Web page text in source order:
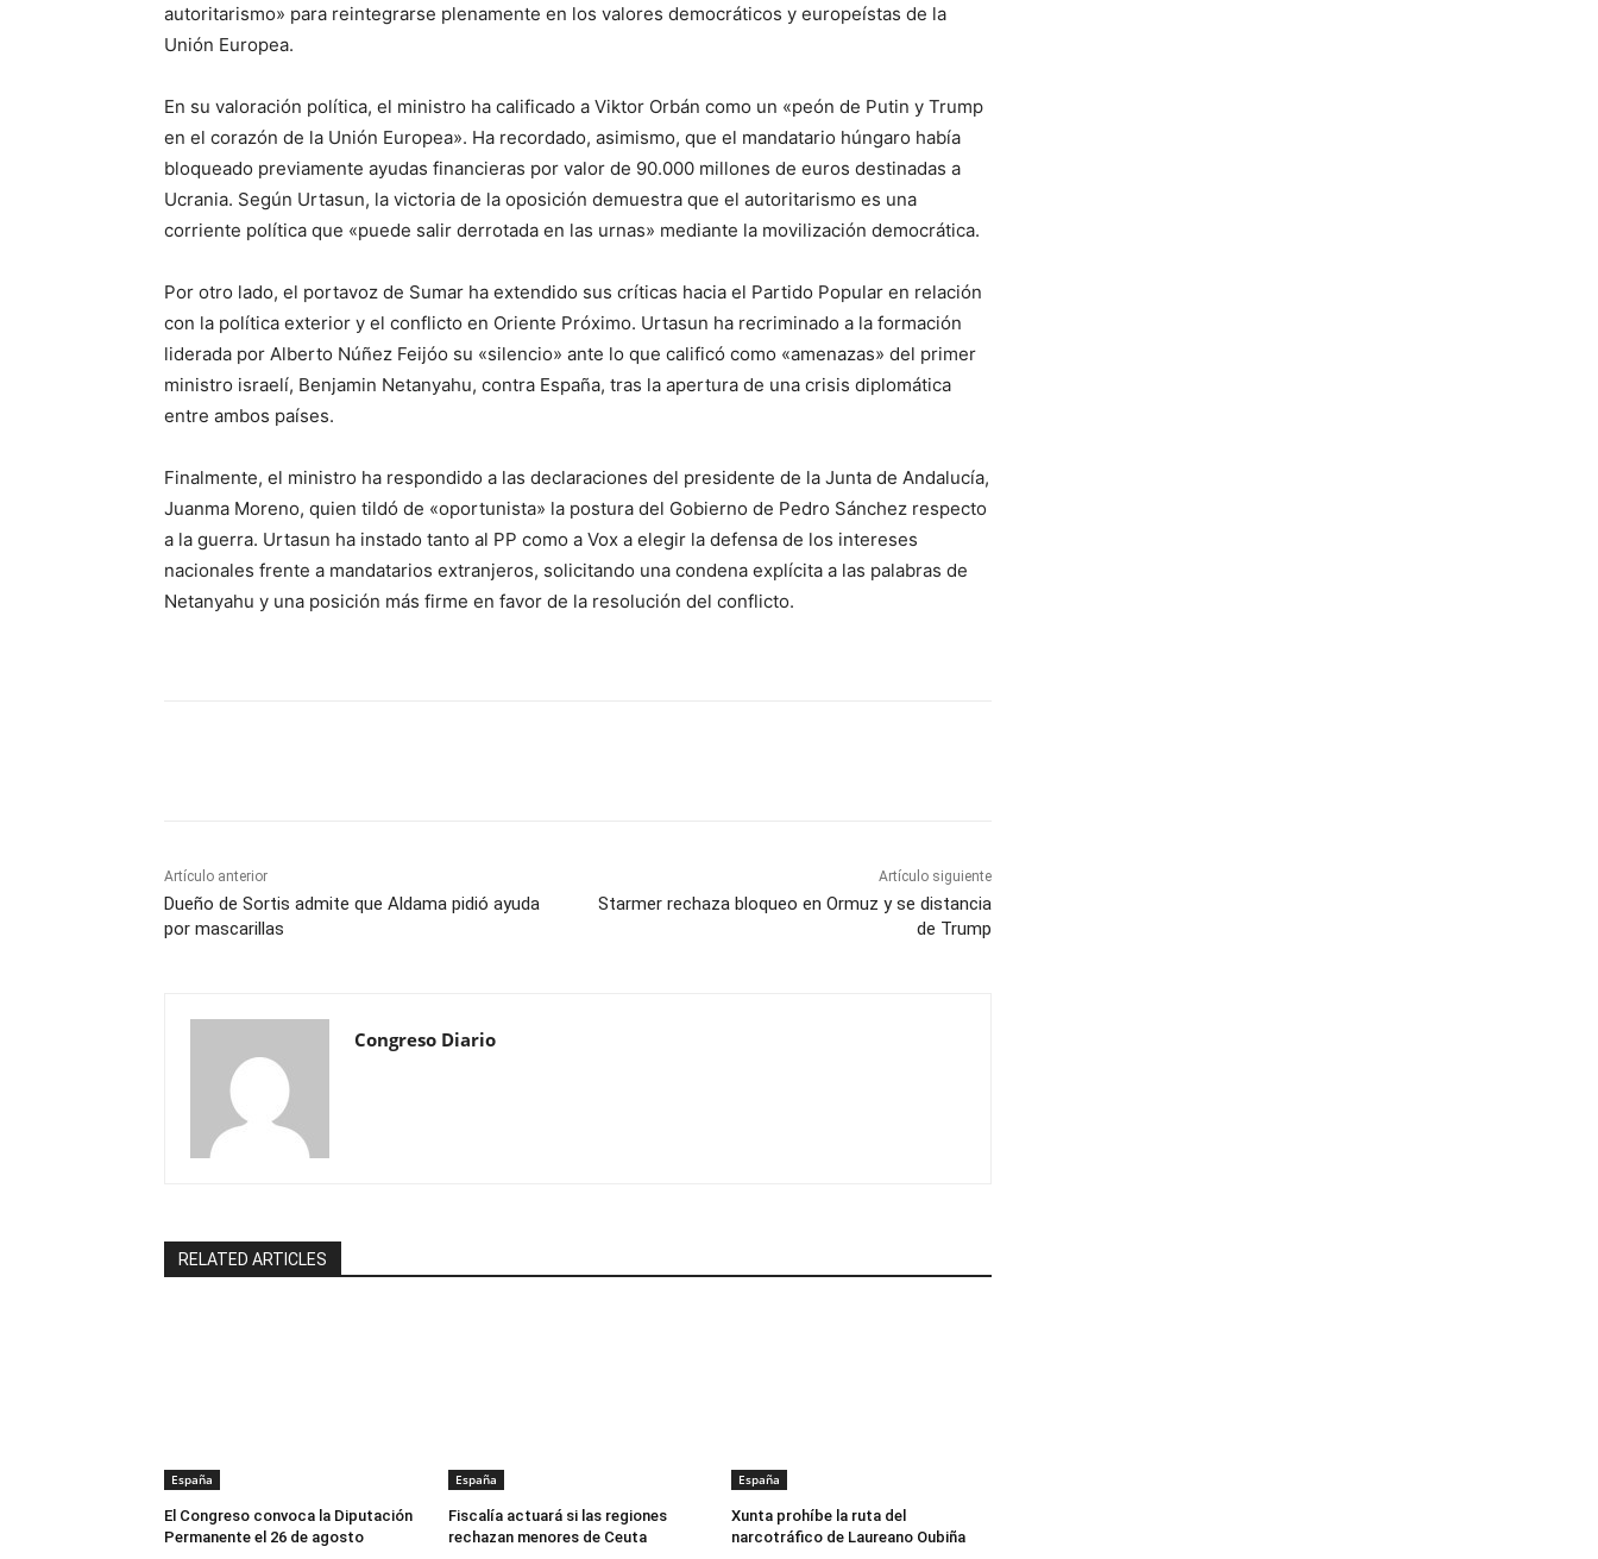
autoritarismo» para reintegrarse plenamente en los valores democráticos y europeístas de la
Unión Europea.
En su valoración política, el ministro ha calificado a Viktor Orbán como un «peón de Putin y Trump
en el corazón de la Unión Europea». Ha recordado, asimismo, que el mandatario húngaro había
bloqueado previamente ayudas financieras por valor de 90.000 millones de euros destinadas a
Ucrania. Según Urtasun, la victoria de la oposición demuestra que el autoritarismo es una
corriente política que «puede salir derrotada en las urnas» mediante la movilización democrática.
Por otro lado, el portavoz de Sumar ha extendido sus críticas hacia el Partido Popular en relación
con la política exterior y el conflicto en Oriente Próximo. Urtasun ha recriminado a la formación
liderada por Alberto Núñez Feijóo su «silencio» ante lo que calificó como «amenazas» del primer
ministro israelí, Benjamin Netanyahu, contra España, tras la apertura de una crisis diplomática
entre ambos países.
Finalmente, el ministro ha respondido a las declaraciones del presidente de la Junta de Andalucía,
Juanma Moreno, quien tildó de «oportunista» la postura del Gobierno de Pedro Sánchez respecto
a la guerra. Urtasun ha instado tanto al PP como a Vox a elegir la defensa de los intereses
nacionales frente a mandatarios extranjeros, solicitando una condena explícita a las palabras de
Netanyahu y una posición más firme en favor de la resolución del conflicto.
Artículo anterior
Dueño de Sortis admite que Aldama pidió ayuda
por mascarillas
Artículo siguiente
Starmer rechaza bloqueo en Ormuz y se distancia
de Trump
Congreso Diario
RELATED ARTICLES
España
El Congreso convoca la Diputación
Permanente el 26 de agosto
España
Fiscalía actuará si las regiones
rechazan menores de Ceuta
España
Xunta prohíbe la ruta del
narcotráfico de Laureano Oubiña